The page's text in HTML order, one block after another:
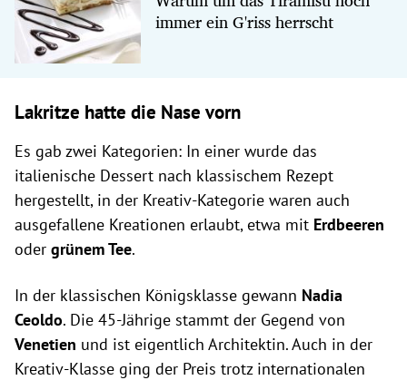
immer ein G'riss herrscht
Lakritze hatte die Nase vorn
Es gab zwei Kategorien: In einer wurde das
italienische Dessert nach klassischem Rezept
hergestellt, in der Kreativ-Kategorie waren auch
ausgefallene Kreationen erlaubt, etwa mit Erdbeeren
oder grünem Tee.
In der klassischen Königsklasse gewann Nadia
Ceoldo. Die 45-Jährige stammt der Gegend von
Venetien und ist eigentlich Architektin. Auch in der
Kreativ-Klasse ging der Preis trotz internationalen